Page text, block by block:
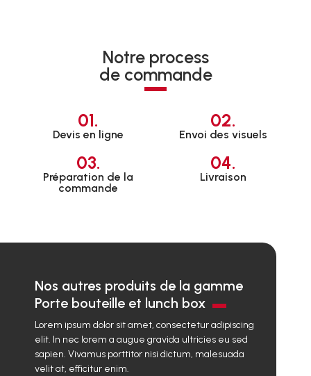
Notre process
de commande
01.
Devis en ligne
02.
Envoi des visuels
03.
Préparation de la
commande
04.
Livraison
Nos autres produits de la gamme
Porte bouteille et lunch box
Lorem ipsum dolor sit amet, consectetur adipiscing
elit. In nec lorem a augue gravida ultricies eu sed
sapien. Vivamus porttitor nisi dictum, malesuada
velit at, efficitur enim.